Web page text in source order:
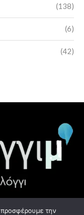
(138)
(6)
(42)
την